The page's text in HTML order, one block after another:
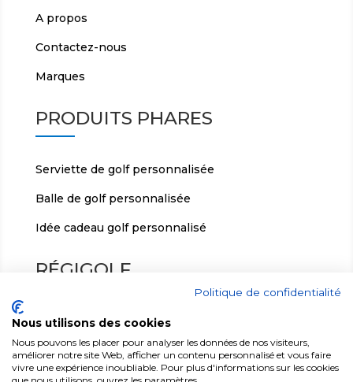
A propos
Contactez-nous
Marques
PRODUITS PHARES
Serviette de golf personnalisée
Balle de golf personnalisée
Idée cadeau golf personnalisé
RÉGIGOLF
ic
n
_
Régigolf, Le Teillon 36140 Crozon/Vauvre
ic
o
+ 33(0)2 54 30 24 82
Politique de confidentialité
Nous utilisons des cookies
Nous pouvons les placer pour analyser les données de nos visiteurs,
améliorer notre site Web, afficher un contenu personnalisé et vous faire
vivre une expérience inoubliable. Pour plus d'informations sur les cookies